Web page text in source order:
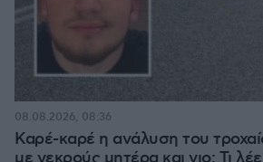
Καρέ-καρέ η ανάλυση του
08.08.2026, 08:36